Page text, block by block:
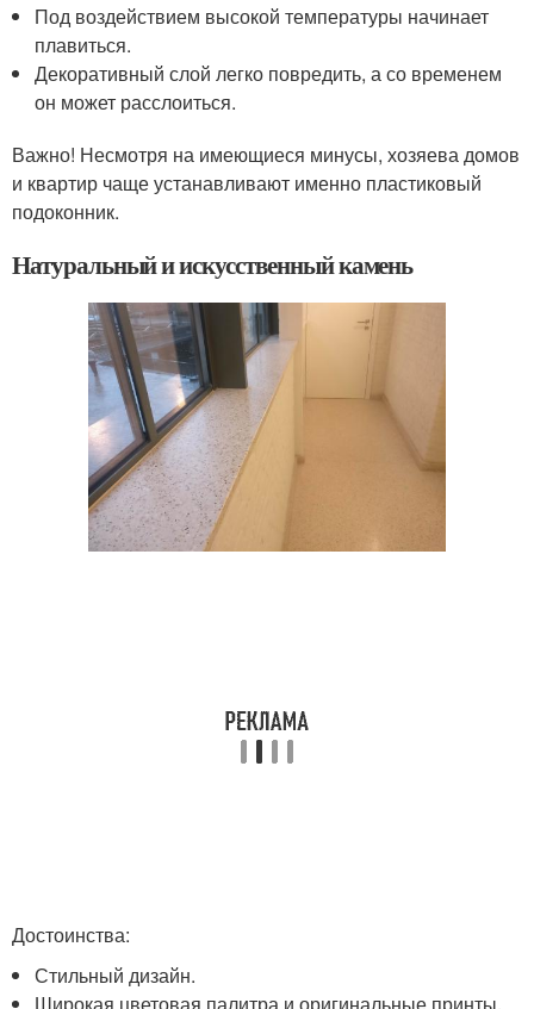
Под воздействием высокой температуры начинает
плавиться.
Декоративный слой легко повредить, а со временем
он может расслоиться.
Важно! Несмотря на имеющиеся минусы, хозяева домов
и квартир чаще устанавливают именно пластиковый
подоконник.
Натуральный и искусственный камень
Достоинства:
Стильный дизайн.